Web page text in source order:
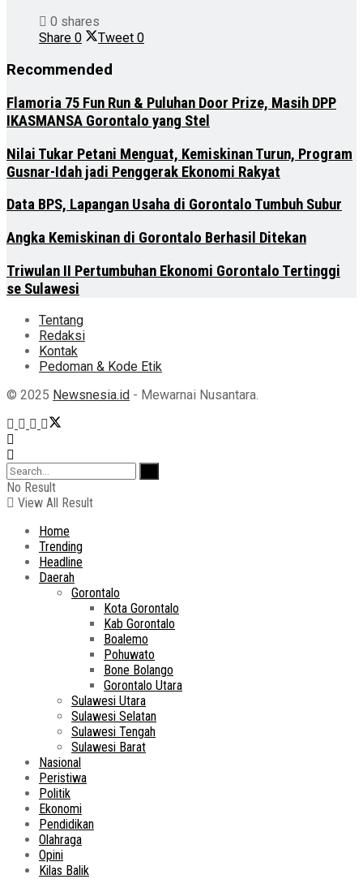
0 shares
Share 0 Tweet 0
Recommended
Flamoria 75 Fun Run & Puluhan Door Prize, Masih DPP
IKASMANSA Gorontalo yang Stel
Nilai Tukar Petani Menguat, Kemiskinan Turun, Program
Gusnar-Idah jadi Penggerak Ekonomi Rakyat
Data BPS, Lapangan Usaha di Gorontalo Tumbuh Subur
Angka Kemiskinan di Gorontalo Berhasil Ditekan
Triwulan II Pertumbuhan Ekonomi Gorontalo Tertinggi
se Sulawesi
Tentang
Redaksi
Kontak
Pedoman & Kode Etik
© 2025 Newsnesia.id - Mewarnai Nusantara.
No Result
View All Result
Home
Trending
Headline
Daerah
Gorontalo
Kota Gorontalo
Kab Gorontalo
Boalemo
Pohuwato
Bone Bolango
Gorontalo Utara
Sulawesi Utara
Sulawesi Selatan
Sulawesi Tengah
Sulawesi Barat
Nasional
Peristiwa
Politik
Ekonomi
Pendidikan
Olahraga
Opini
Kilas Balik